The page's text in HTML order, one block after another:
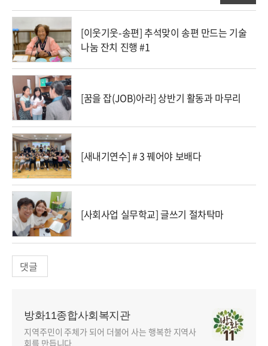
[이웃기웃-송편] 추석맞이 송편 만드는 기술
나눔 잔치 진행 #1
[꿈을 잡(JOB)아라] 상반기 활동과 마무리
[새내기연수] # 3 꿰어야 보배다
[사회사업 실무학교] 글쓰기 절차탁마
댓글
방화11종합사회복지관
지역주민이 주체가 되어 더불어 사는 행복한 지역사
회를 만듭니다.